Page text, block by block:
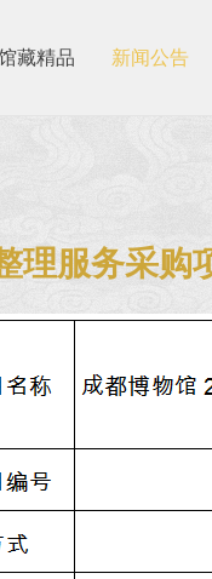
藏精品 新闻公告
理服务采购